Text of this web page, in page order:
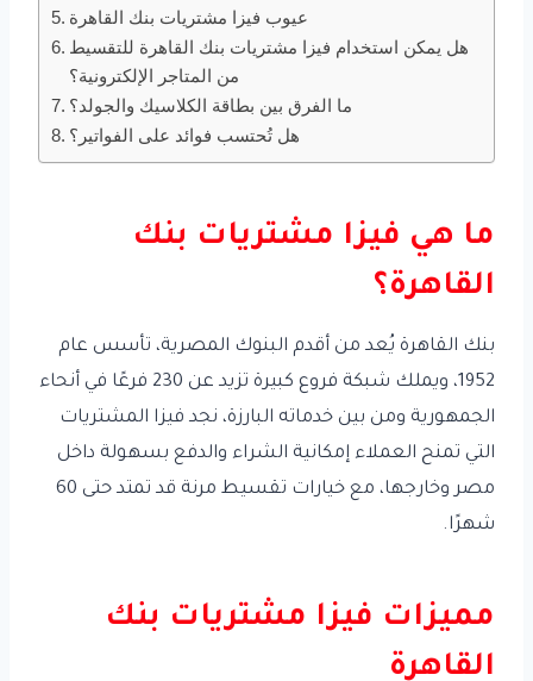
عيوب فيزا مشتريات بنك القاهرة
هل يمكن استخدام فيزا مشتريات بنك القاهرة للتقسيط
من المتاجر الإلكترونية؟
ما الفرق بين بطاقة الكلاسيك والجولد؟
هل تُحتسب فوائد على الفواتير؟
ما هي فيزا مشتريات بنك
القاهرة؟
بنك القاهرة يُعد من أقدم البنوك المصرية، تأسس عام
1952، ويملك شبكة فروع كبيرة تزيد عن 230 فرعًا في أنحاء
الجمهورية ومن بين خدماته البارزة، نجد فيزا المشتريات
التي تمنح العملاء إمكانية الشراء والدفع بسهولة داخل
مصر وخارجها، مع خيارات تقسيط مرنة قد تمتد حتى 60
شهرًا.
مميزات فيزا مشتريات بنك
القاهرة